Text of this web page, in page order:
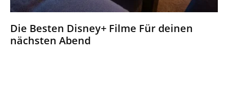
Die Besten Disney+ Filme Für deinen
nächsten Abend